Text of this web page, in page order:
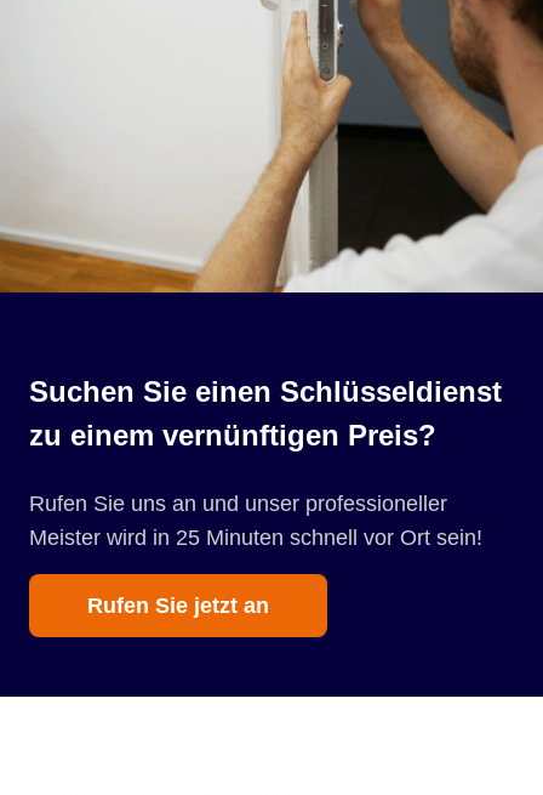
Suchen Sie einen Schlüsseldienst
zu einem vernünftigen Preis?
Rufen Sie uns an und unser professioneller
Meister wird in 25 Minuten schnell vor Ort sein!
Rufen Sie jetzt an